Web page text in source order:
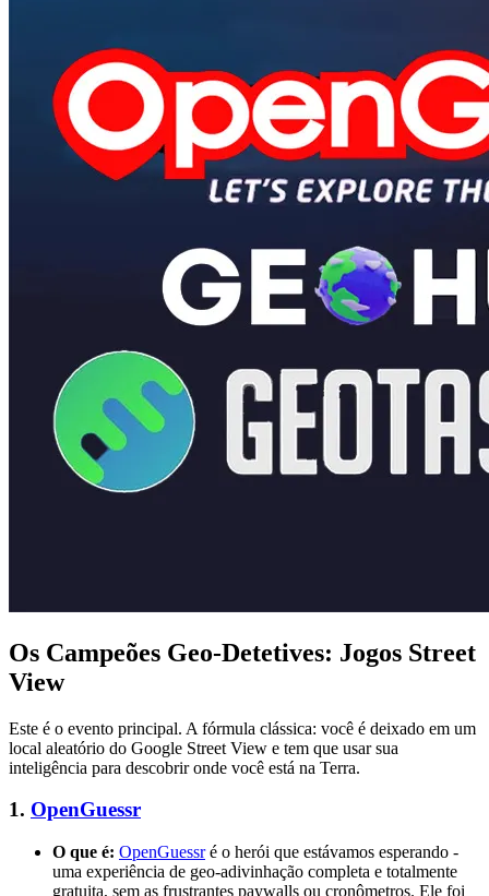
Os Campeões Geo-Detetives: Jogos Street
View
Este é o evento principal. A fórmula clássica: você é deixado em um
local aleatório do Google Street View e tem que usar sua
inteligência para descobrir onde você está na Terra.
1. OpenGuessr
O que é: OpenGuessré o herói que estávamos esperando -
uma experiência de geo-adivinhação completa e totalmente
gratuita, sem as frustrantes paywalls ou cronômetros. Ele foi